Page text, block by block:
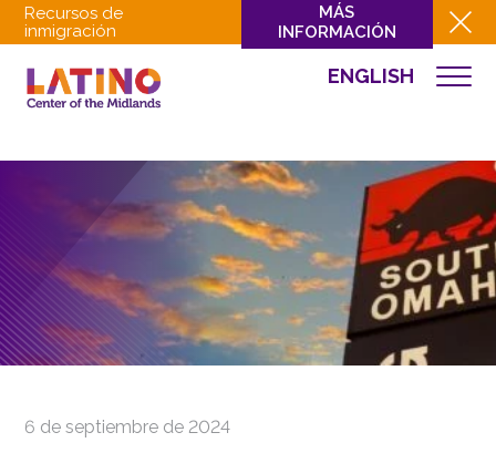
Recursos de
inmigración
MÁS
INFORMACIÓN
ENGLISH
QUIÉNES SOMOS
INVOLUCRARSE
EVENTOS
NOTICIAS
RECURSOS
NOTICIAS
6 de septiembre de 2024